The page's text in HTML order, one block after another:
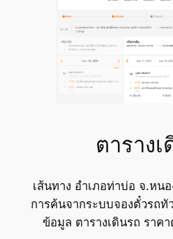
ตาราง
เส้นทาง อำเภอท่าบ่อ จ.หน
การค้นจากระบบจองตั๋วรถ
ข้อมูล ตารางเดินรถ ราค